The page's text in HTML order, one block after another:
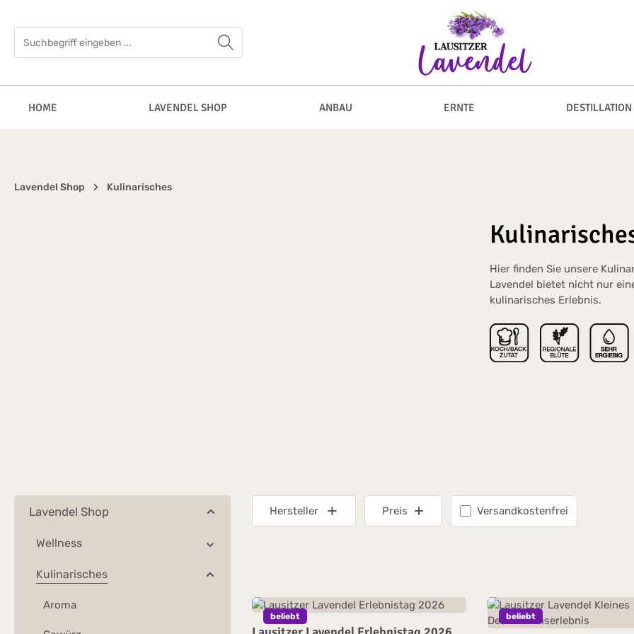
HOME LAVENDEL SHOP ANBAU ERNTE DESTILLATION
Lavendel Shop Kulinarisches
Hier finden Sie unsere
Lavendel bietet nicht nur
kulinarisches Erlebnis.
Lavendel Shop
Wellness
Kulinarisches
Aroma
Hersteller Preis Filter hinzufügen:
Versandkostenfrei
beliebt beliebt